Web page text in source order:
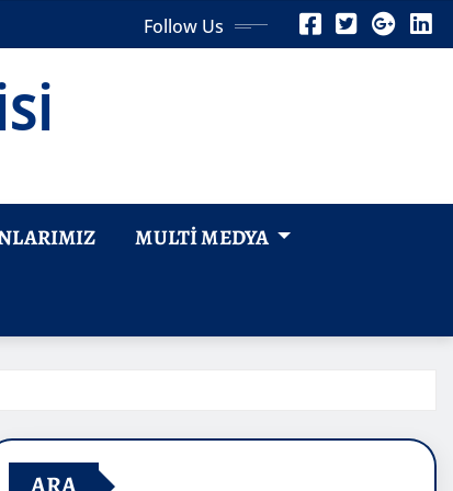
Follow Us
MULTI MEDYA